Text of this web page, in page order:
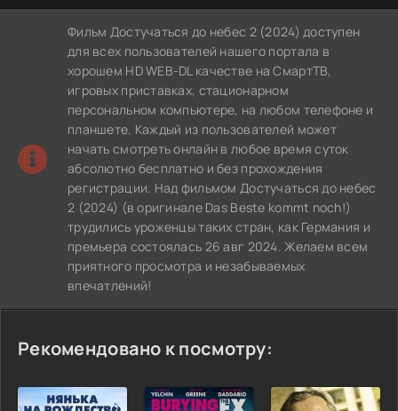
Фильм Достучаться до небес 2 (2024) доступен
для всех пользователей нашего портала в
хорошем HD WEB-DL качестве на СмартТВ,
игровых приставках, стационарном
персональном компьютере, на любом телефоне и
планшете. Каждый из пользователей может
начать смотреть онлайн в любое время суток
абсолютно бесплатно и без прохождения
регистрации. Над фильмом Достучаться до небес
2 (2024) (в оригинале Das Beste kommt noch!)
трудились уроженцы таких стран, как Германия и
премьера состоялась 26 авг 2024. Желаем всем
приятного просмотра и незабываемых
впечатлений!
Рекомендовано к посмотру: